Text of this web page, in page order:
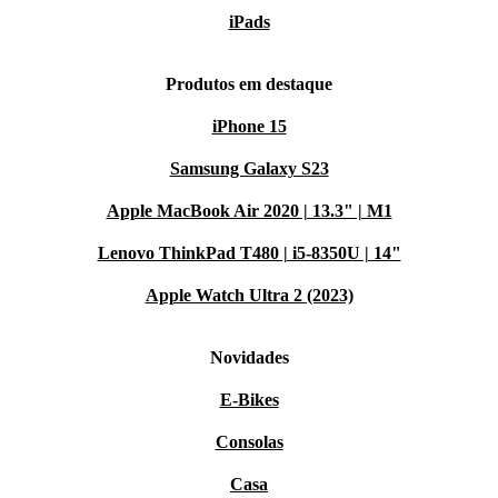
iPads
Produtos em destaque
iPhone 15
Samsung Galaxy S23
Apple MacBook Air 2020 | 13.3" | M1
Lenovo ThinkPad T480 | i5-8350U | 14"
Apple Watch Ultra 2 (2023)
Novidades
E-Bikes
Consolas
Casa